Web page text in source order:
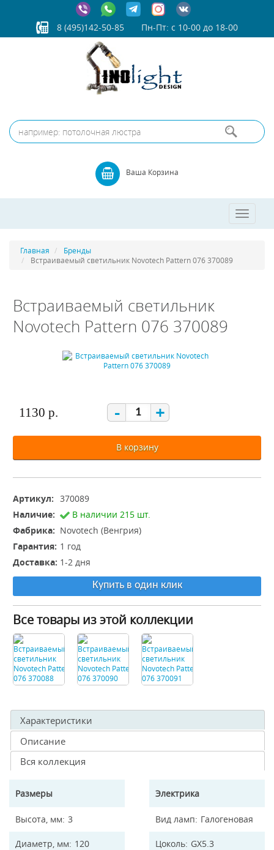
8 (495)142-50-85 Пн-Пт: с 10-00 до 18-00
Ваша Корзина
Toggle
Главная
Бренды
Встраиваемый светильник Novotech Pattern 076 370089
Встраиваемый светильник
Novotech Pattern 076 370089
1130 р. - +
В корзину
Артикул: 370089
Наличие:
В наличии 215 шт.
Фабрика: Novotech (Венгрия)
Гарантия: 1 год
Доставка: 1-2 дня
Купить в один клик
Все товары из этой коллекции
Характеристики
Описание
Вся коллекция
Размеры
Высота, мм 3
Диаметр, мм 120
Электрика
Вид ламп Галогеновая
Цоколь GX5.3